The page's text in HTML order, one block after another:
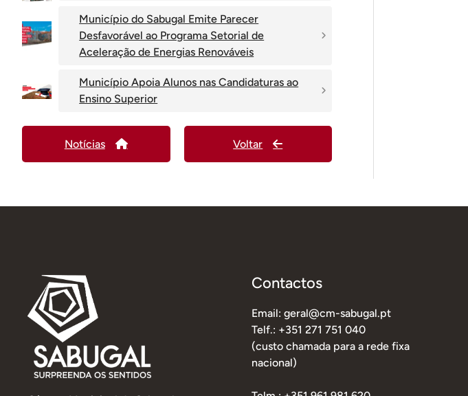
Município do Sabugal Emite Parecer
Desfavorável ao Programa Setorial de
Aceleração de Energias Renováveis
Município Apoia Alunos nas Candidaturas ao
Ensino Superior
Notícias Voltar
Contactos
Email: geral@cm-sabugal.pt
Telf.: +351 271 751 040
(custo chamada para a rede fixa
nacional)